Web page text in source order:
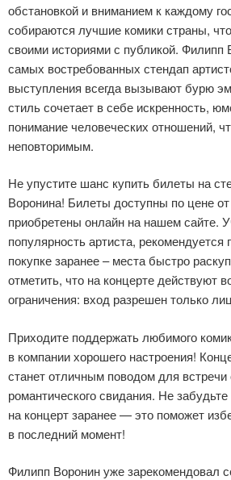
обстановкой и вниманием к каждому
собираются лучшие комики страны,
своими историями с публикой.
самых востребованных стендап
выступления всегда вызывают бурю
стиль сочетает в себе искренность,
понимание человеческих отношений,
неповторимым.
Не упустите шанс купить билеты на
Воронина! Билеты доступны по цене
приобретены онлайн на нашем сайте.
популярность артиста, рекомендуется
покупке заранее – места быстро
отметить, что на концерте действуют
ограничения: вход разрешен только
Приходите поддержать любимого
в компании хорошего настроения!
станет отличным поводом для
романтического свидания. Не
на концерт заранее — это поможет
в последний момент!
Филипп Воронин уже зарекомендовал